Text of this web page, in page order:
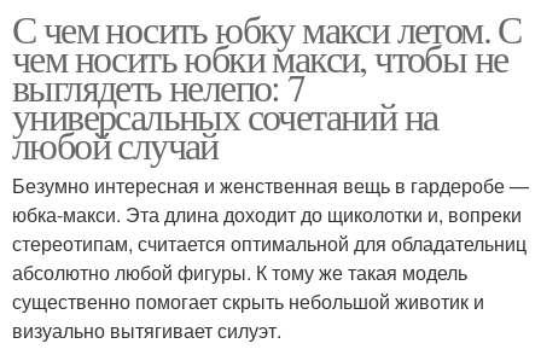
С чем носить юбку макси летом. С
чем носить юбки макси, чтобы не
выглядеть нелепо: 7
универсальных сочетаний на
любой случай
Безумно интересная и женственная вещь в гардеробе —
юбка-макси. Эта длина доходит до щиколотки и, вопреки
стереотипам, считается оптимальной для обладательниц
абсолютно любой фигуры. К тому же такая модель
существенно помогает скрыть небольшой животик и
визуально вытягивает силуэт.